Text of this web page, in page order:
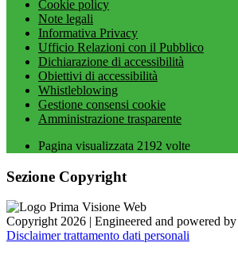
Cookie policy
Note legali
Informativa Privacy
Ufficio Relazioni con il Pubblico
Dichiarazione di accessibilità
Obiettivi di accessibilità
Whistleblowing
Gestione consensi cookie
Amministrazione trasparente
Pagina visualizzata 2192 volte
Sezione Copyright
Copyright 2026 | Engineered and powered
Disclaimer trattamento dati personali